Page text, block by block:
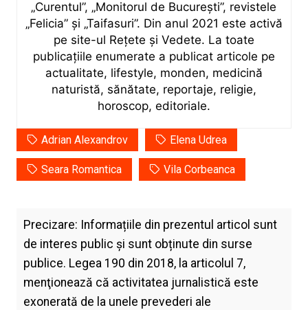
„Curentul”, „Monitorul de București”, revistele
„Felicia” și „Taifasuri”. Din anul 2021 este activă
pe site-ul Rețete și Vedete. La toate
publicațiile enumerate a publicat articole pe
actualitate, lifestyle, monden, medicină
naturistă, sănătate, reportaje, religie,
horoscop, editoriale.
Adrian Alexandrov Elena Udrea
Seara Romantica Vila Corbeanca
Precizare: Informațiile din prezentul articol sunt
de interes public și sunt obținute din surse
publice. Legea 190 din 2018, la articolul 7,
menţionează că activitatea jurnalistică este
exonerată de la unele prevederi ale